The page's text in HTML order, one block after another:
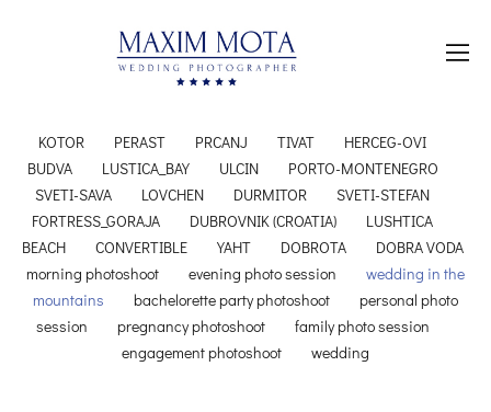
KOTOR PERAST PRCANJ TIVAT
HERCEG-OVI
BUDVA
LUSTICA_BAY ULCIN
PORTO-MONTENEGRO
SVETI-SAVA
LOVCHEN DURMITOR
SVETI-STEFAN
FORTRESS_GORAJA
DUBROVNIK (CROATIA)
LUSHTICA
BEACH
CONVERTIBLE YAHT DOBROTA
DOBRA VODA
morning photoshoot
evening photo session
wedding in the
mountains
bachelorette party photoshoot
personal photo
session
pregnancy photoshoot
family photo session
engagement photoshoot
wedding